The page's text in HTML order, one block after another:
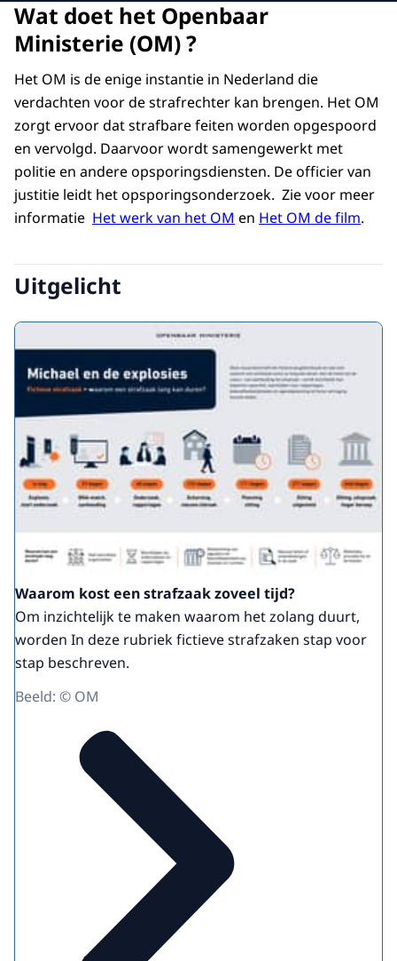
Wat doet het Openbaar
Ministerie (OM) ?
Het OM is de enige instantie in Nederland die
verdachten voor de strafrechter kan brengen. Het OM
zorgt ervoor dat strafbare feiten worden opgespoord
en vervolgd. Daarvoor wordt samengewerkt met
politie en andere opsporingsdiensten. De officier van
justitie leidt het opsporingsonderzoek. Zie voor meer
informatie Het werk van het OM en Het OM de film.
Uitgelicht
Waarom kost een strafzaak zoveel tijd?
Om inzichtelijk te maken waarom het zolang duurt,
worden In deze rubriek fictieve strafzaken stap voor
stap beschreven.
Beeld: © OM